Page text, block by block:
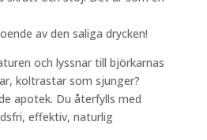
av den saliga drycken!
och lyssnar till björkarnas
koltrastar som sjunger?
apotek. Du återfylls med
effektiv, naturlig